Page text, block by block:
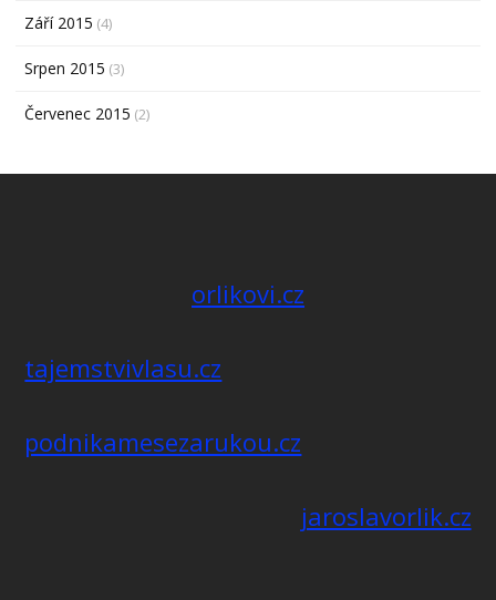
Září 2015 (4)
Srpen 2015 (3)
Červenec 2015 (2)
orlikovi.cz
tajemstvivlasu.cz
podnikamesezarukou.cz
jaroslavorlik.cz